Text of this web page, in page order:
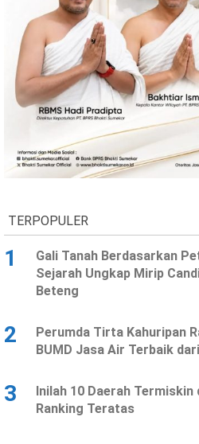
Indonesia
All
Right
Reserve
TERPOPULER
1
Gali Tanah Berdasarkan
Sejarah Ungkap Mirip
Beteng
2
Perumda Tirta Kahuripan
BUMD Jasa Air Terbaik
3
Inilah 10 Daerah
Ranking Teratas